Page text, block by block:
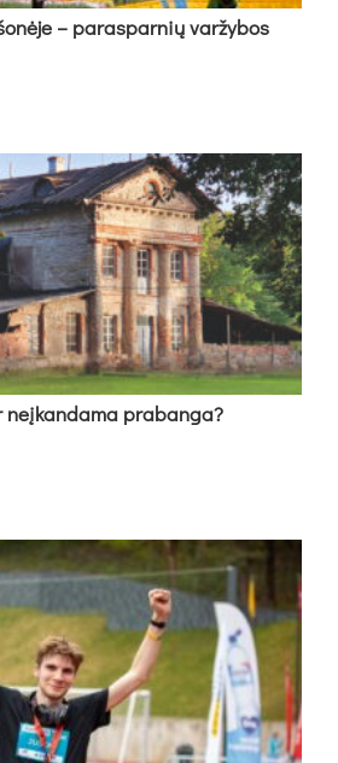
– pa­ras­par­nių var­žy­bos
pra­ban­ga?